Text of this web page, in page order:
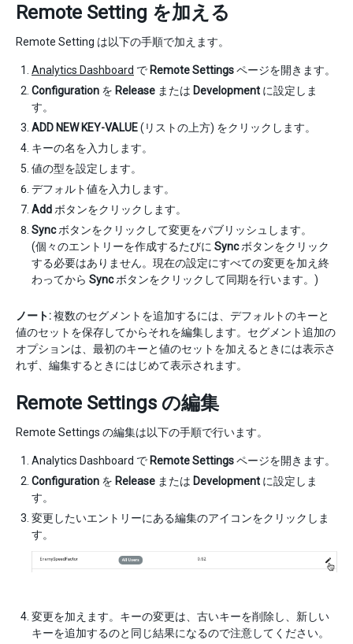
Remote Setting を加える
Remote Setting は以下の手順で加えます。
Analytics Dashboard で Remote Settingsページを開きます。
Configuration を Release または Development に設定しま
す。
ADD NEW KEY-VALUE(リストの上方) をクリックします。
キーの名を入力します。
値の型を設定します。
デフォルト値を入力します。
Add ボタンをクリックします。
Syncボタンをクリックして変更をパブリッシュします。
(個々のエントリーを作成するたびに Syncボタンをクリック
する必要はありません。現在の設定にすべての変更を加え終
わってから Syncボタンをクリックして同期を行います。)
ノート:複数のセグメントを追加するには、デフォルトのキーと
値のセットを保存してからそれを編集します。セグメント追加の
オプションは、最初のキーと値のセットを加えるときには表示さ
れず、編集するときにはじめて表示されます。
Remote Settings の編集
Remote Settings の編集は以下の手順で行います。
Analytics Dashboard で Remote Settingsページを開きます。
Configuration を Release または Development に設定しま
す。
変更したいエントリーにある編集のアイコンをクリックしま
す。
変更を加えます。キーの変更は、古いキーを削除し、新しい
キーを追加するのと同じ結果になるので注意してください。